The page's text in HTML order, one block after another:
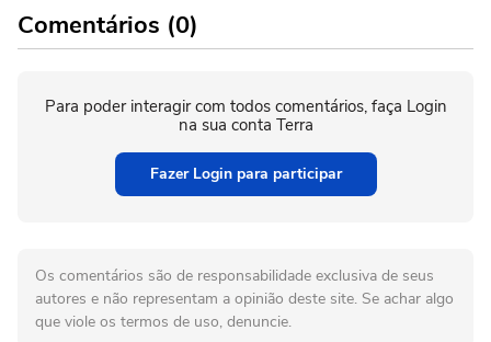
Comentários (0)
Para poder interagir com todos comentários, faça Login
na sua conta Terra
Fazer Login para participar
Os comentários são de responsabilidade exclusiva de seus
autores e não representam a opinião deste site. Se achar algo
que viole os termos de uso, denuncie.